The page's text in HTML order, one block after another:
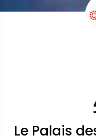
Le Palais